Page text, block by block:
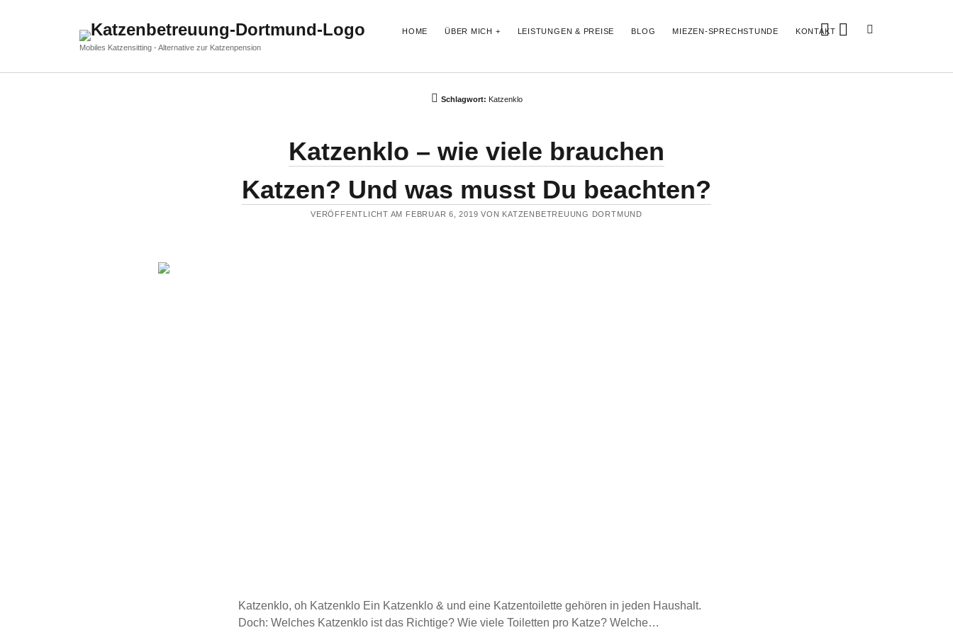
Katzenbetreuung
Dortmund
Mobiles Katzensitting - Alternative zur Katzenpension
HOME ÜBER MICH LEISTUNGEN & PREISE BLOG MIEZEN-SPRECHSTUNDE KONTAKTfacebook
instagram
Schlagwort: Katzenklo
Katzenklo – wie viele brauchen
Katzen? Und was musst Du beachten?
VERÖFFENTLICHT AM FEBRUAR 6, 2019 VON KATZENBETREUUNG DORTMUND
Katzenklo, oh Katzenklo Ein Katzenklo & und eine Katzentoilette gehören in jeden Haushalt.
Doch: Welches Katzenklo ist das Richtige? Wie viele Toiletten pro Katze? Welche…